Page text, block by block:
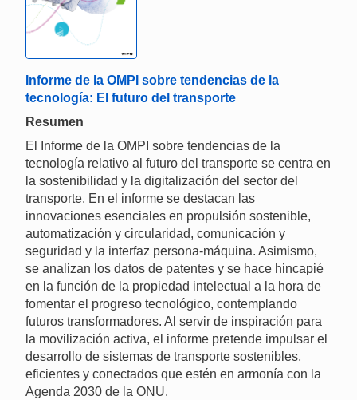
Informe de la OMPI sobre tendencias de la
tecnología: El futuro del transporte
Resumen
El Informe de la OMPI sobre tendencias de la
tecnología relativo al futuro del transporte se centra en
la sostenibilidad y la digitalización del sector del
transporte. En el informe se destacan las
innovaciones esenciales en propulsión sostenible,
automatización y circularidad, comunicación y
seguridad y la interfaz persona-máquina. Asimismo,
se analizan los datos de patentes y se hace hincapié
en la función de la propiedad intelectual a la hora de
fomentar el progreso tecnológico, contemplando
futuros transformadores. Al servir de inspiración para
la movilización activa, el informe pretende impulsar el
desarrollo de sistemas de transporte sostenibles,
eficientes y conectados que estén en armonía con la
Agenda 2030 de la ONU.